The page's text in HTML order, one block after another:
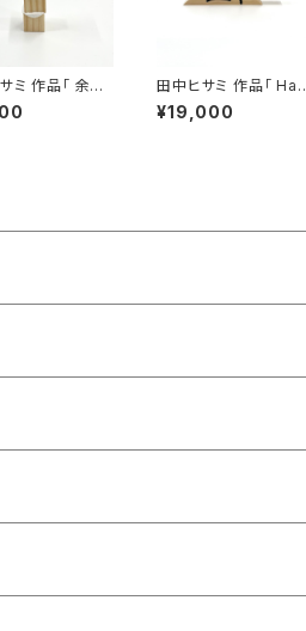
ミ 作品「 余程
ない限り2」
田中ヒサミ 作品「 Hap
piness 1」
¥19,000